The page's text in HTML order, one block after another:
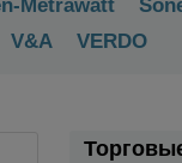
Metrawatt
V&A
VERDO